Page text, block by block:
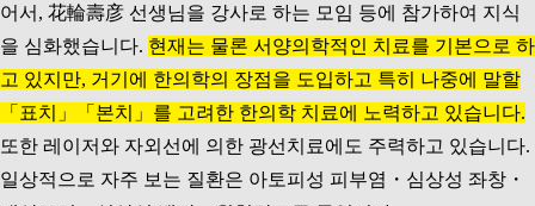
어서, 花輪壽彦 선생님을 강사로 하는 모임 등에 참가하여 지식
을 심화했습니다. 현재는 물론 서양의학적인 치료를 기본으로 하
고 있지만, 거기에 한의학의 장점을 도입하고 특히 나중에 말할
「표치」「본치」를 고려한 한의학 치료에 노력하고 있습니다.
또한 레이저와 자외선에 의한 광선치료에도 주력하고 있습니다.
일상적으로 자주 보는 질환은 아토피성 피부염・심상성 좌창・